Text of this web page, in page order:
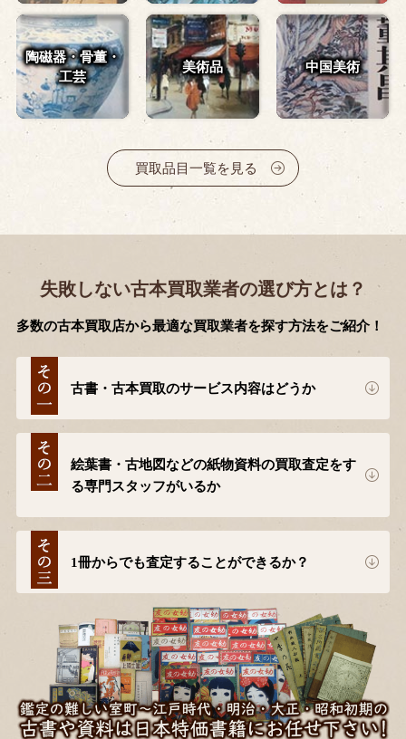
陶磁器・骨董・
工芸
美術品 中国美術
買取品目一覧を見る
失敗しない古本買取業者の選び方とは？
多数の古本買取店から最適な買取業者を探す方法をご紹介！
古書・古本買取のサービス内容はどうか
絵葉書・古地図などの紙物資料の買取査定をす
る専門スタッフがいるか
1冊からでも査定することができるか？